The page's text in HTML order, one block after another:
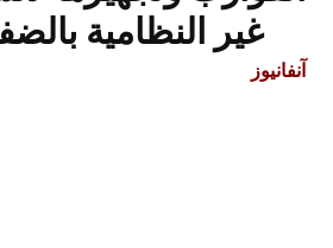
غير النظامية
آنفانيوز